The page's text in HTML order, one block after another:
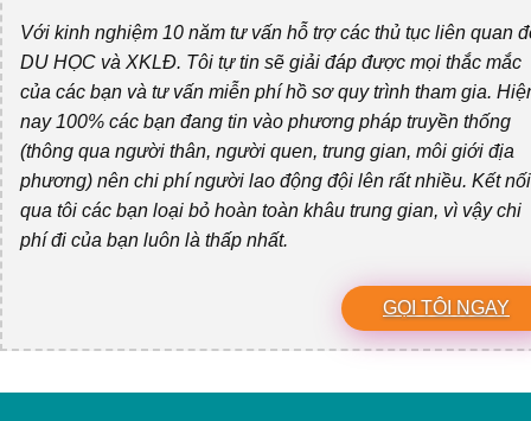
Với kinh nghiệm 10 năm tư vấn hỗ trợ các thủ tục liên quan
DU HỌC và XKLĐ. Tôi tự tin sẽ giải đáp được mọi thắc mắc
của các bạn và tư vấn miễn phí hồ sơ quy trình tham gia.
nay 100% các bạn đang tin vào phương pháp truyền thống
(thông qua người thân, người quen, trung gian, môi giới địa
phương) nên chi phí người lao động đội lên rất nhiều. Kết nối
qua tôi các bạn loại bỏ hoàn toàn khâu trung gian, vì vậy chi
phí đi của bạn luôn là thấp nhất.
GỌI TÔI NGAY